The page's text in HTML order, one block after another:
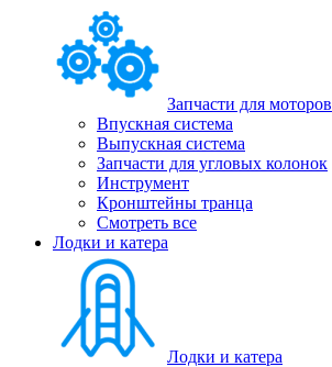
Запчасти для моторов
Впускная система
Выпускная система
Запчасти для угловых колонок
Инструмент
Кронштейны транца
Смотреть все
Лодки и катера
Лодки и катера